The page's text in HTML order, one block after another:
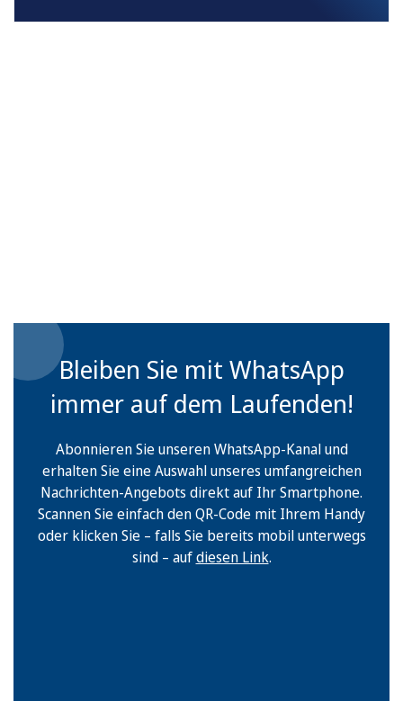
Bleiben Sie mit WhatsApp
immer auf dem Laufenden!
Abonnieren Sie unseren WhatsApp-Kanal und
erhalten Sie eine Auswahl unseres umfangreichen
Nachrichten-Angebots direkt auf Ihr Smartphone.
Scannen Sie einfach den QR-Code mit Ihrem Handy
oder klicken Sie – falls Sie bereits mobil unterwegs
sind – aufdiesen Link.